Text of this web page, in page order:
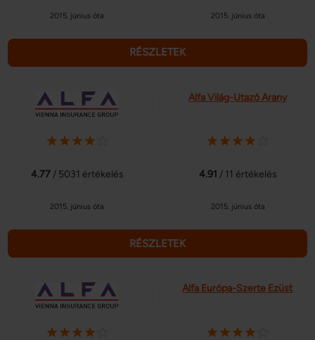
2015. június óta 2015. június óta
RÉSZLETEK
4.77/ 5031 értékelés
2015. június óta
Alfa Világ-Utazó Arany
4.91 / 11 értékelés
2015. június óta
RÉSZLETEK
Alfa Európa-Szerte Ezüst